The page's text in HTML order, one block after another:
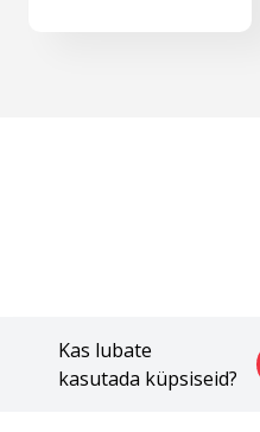
Kas lubate
kasutada küpsiseid?